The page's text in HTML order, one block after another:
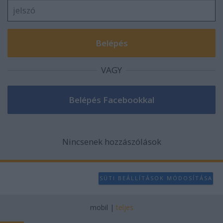
VAGY
Nincsenek hozzászólások
SÜTI BEÁLLÍTÁSOK MÓDOSÍTÁSA
mobil | teljes